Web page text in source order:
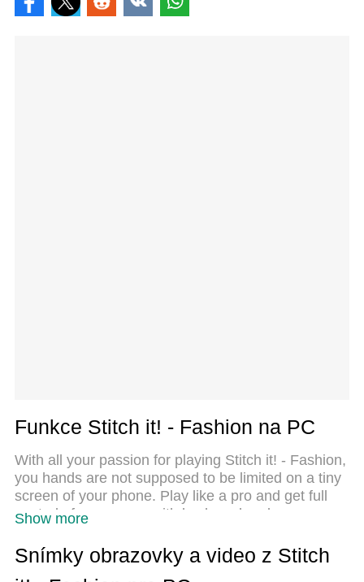
Funkce Stitch it! - Fashion na PC
With all your passion for playing Stitch it! - Fashion,
you hands are not supposed to be limited on a tiny
screen of your phone. Play like a pro and get full
control of your game with keyboard and mouse.
expecting. Download and play Stitch it! - Fashion
on PC. Play as long as you want, no more
Show more
Snímky obrazovky a video z Stitch